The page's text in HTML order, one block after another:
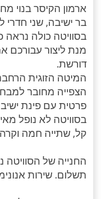
ארמון הקיסר בנוי
בר ישיבה, שני חדרי
בסוויטה כולה נראה
מנת ליצור עבורכם
דורשת.
המיטה הזוגית
הצפייה מחובר
פרטית עם פינת
בסוויטה לא נופל
קל, שתייה חמה וקרה
החנייה של
תשלום. שירות